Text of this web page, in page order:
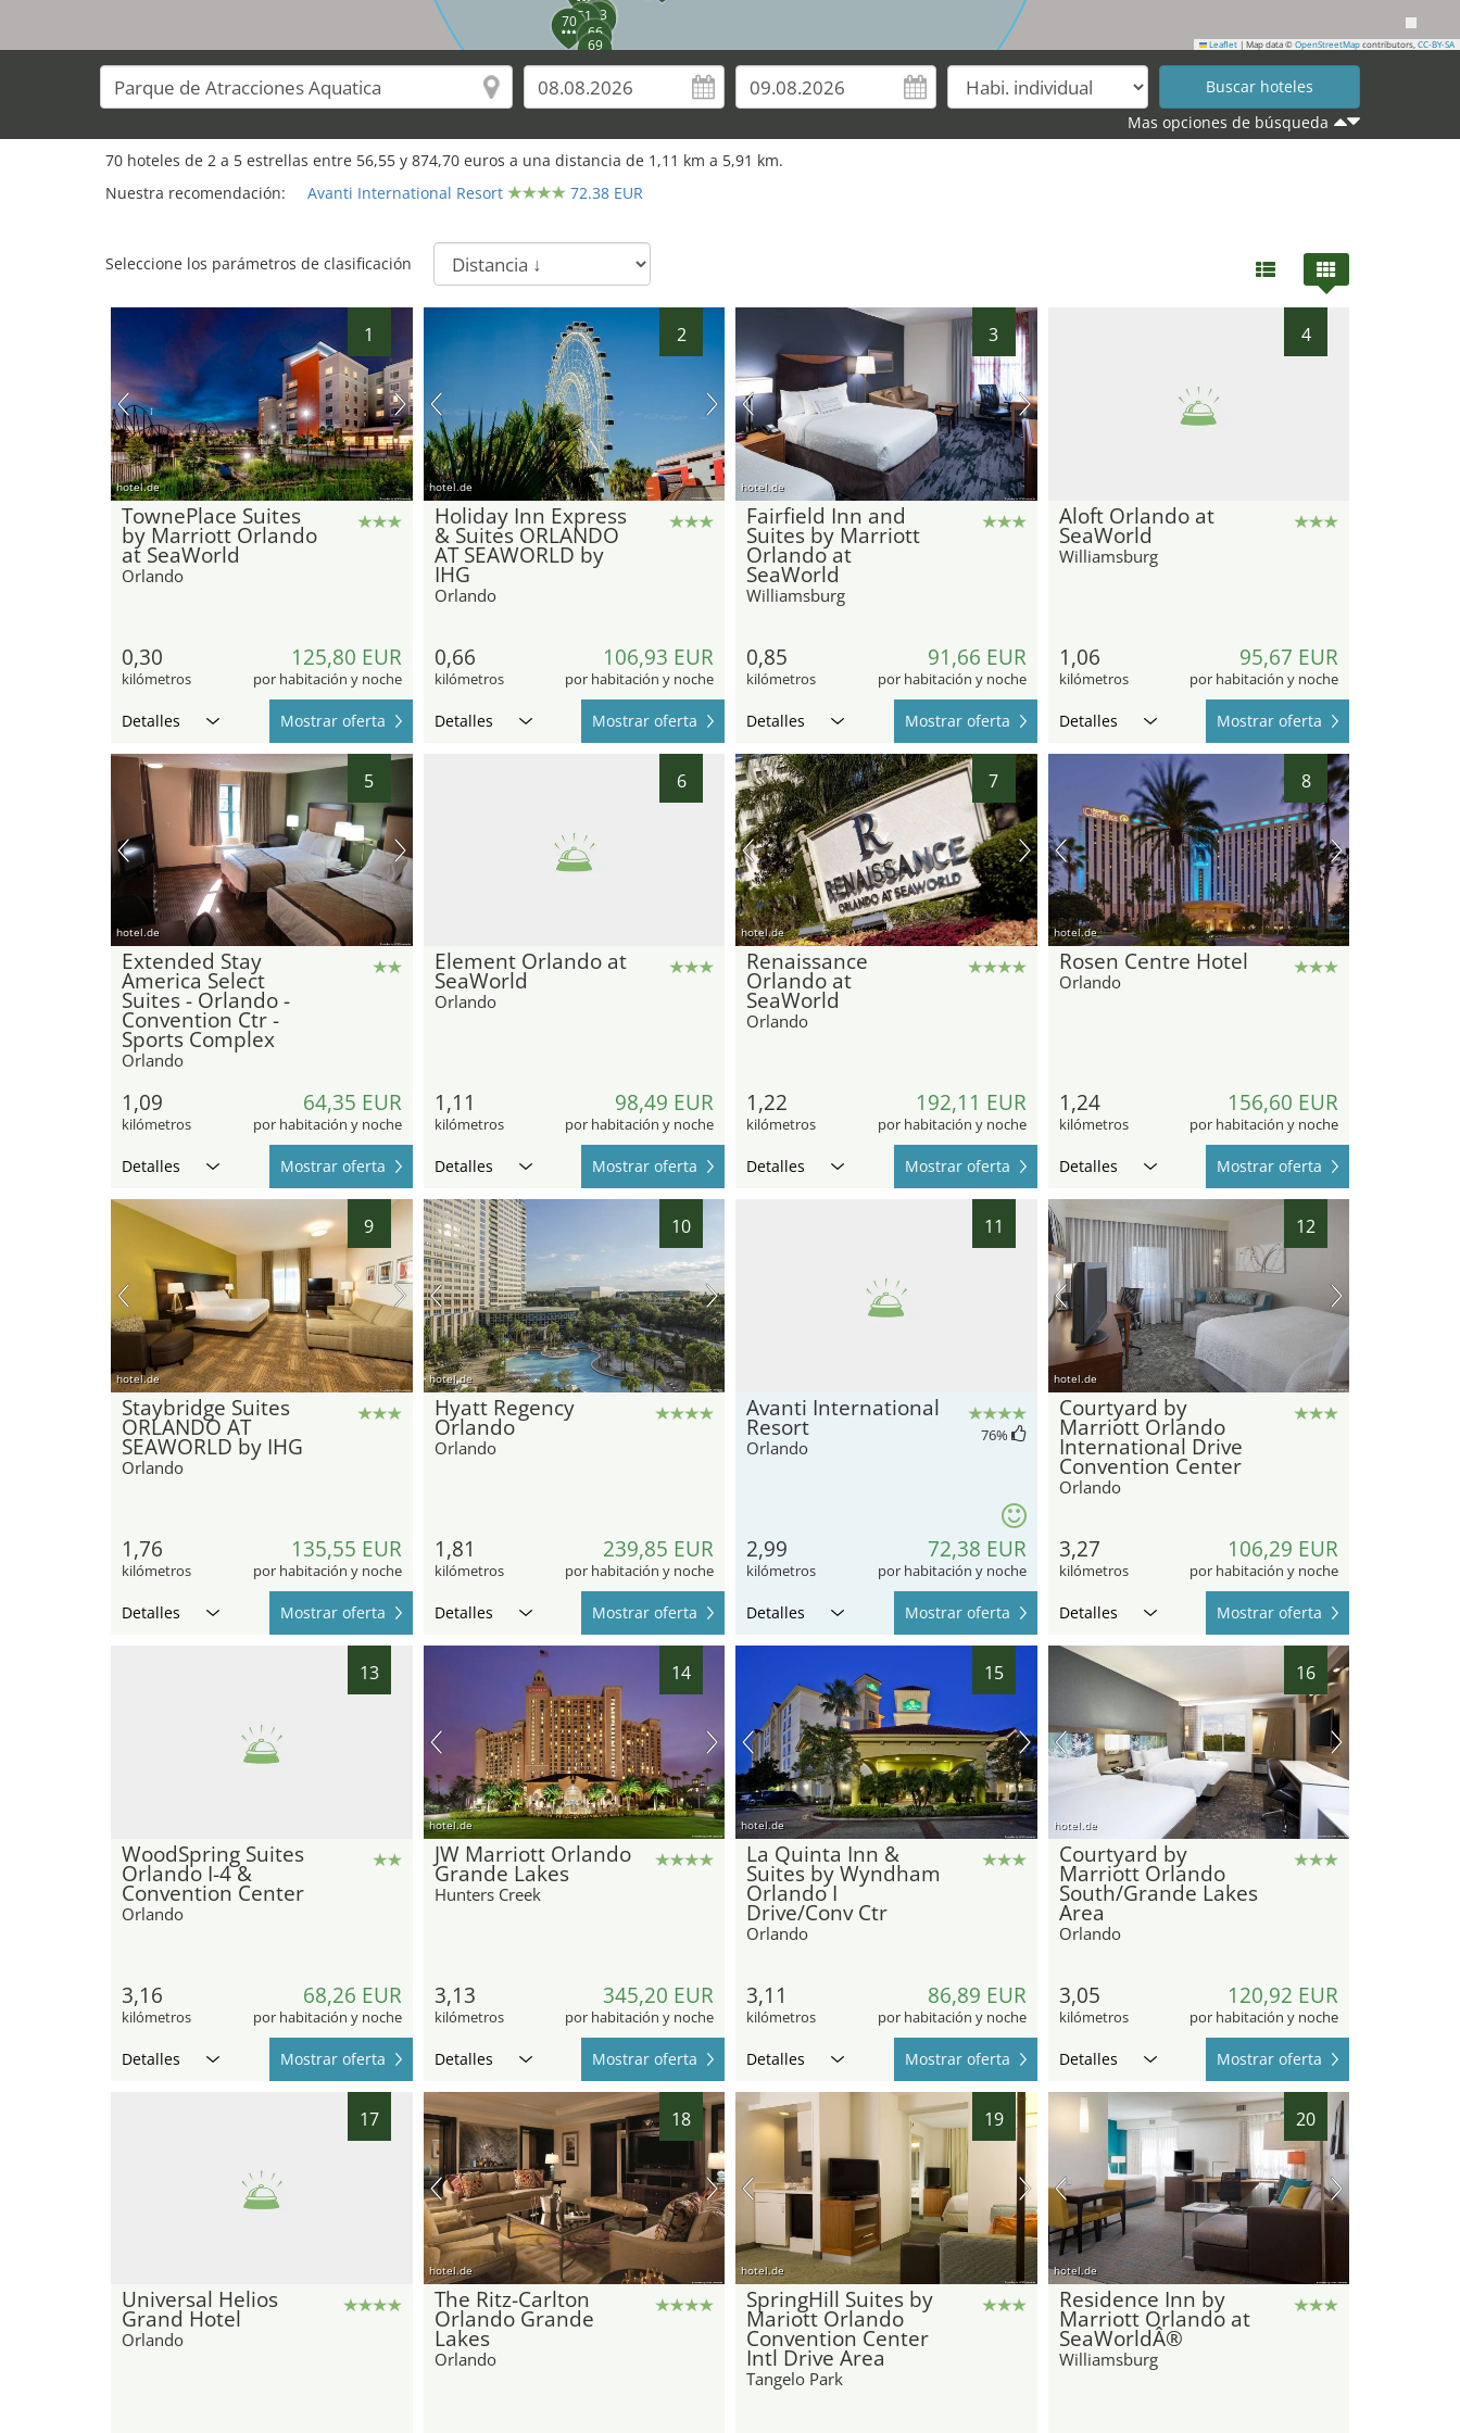
5152
53
55
56
66
69
70
Leaflet | Map data © OpenStreetMap contributors, CC-BY-SA
Mas opciones de búsqueda
70 hoteles de 2 a 5 estrellas entre 56,55 y 874,70 euros a una distancia de 1,11 km a 5,91 km.
Nuestra recomendación:
Avanti International Resort 72.38 EUR
Seleccione los parámetros de clasificación
1
hotel.de
TownePlace Suites
by Marriott Orlando
at SeaWorld
Orlando
0,30
kilómetros
125,80 EUR
por habitación y noche
Detalles Mostrar oferta
2
hotel.de
Holiday Inn Express
& Suites ORLANDO
AT SEAWORLD by
IHG
Orlando
0,66
kilómetros
106,93 EUR
por habitación y noche
Detalles Mostrar oferta
3
hotel.de
Fairfield Inn and
Suites by Marriott
Orlando at
SeaWorld
Williamsburg
0,85
kilómetros
91,66 EUR
por habitación y noche
Detalles Mostrar oferta
4
Aloft Orlando at
SeaWorld
Williamsburg
1,06
kilómetros
95,67 EUR
por habitación y noche
Detalles Mostrar oferta
5
hotel.de
Extended Stay
America Select
Suites - Orlando -
Convention Ctr -
Sports Complex
Orlando
1,09
kilómetros
64,35 EUR
por habitación y noche
Detalles Mostrar oferta
6
Element Orlando at
SeaWorld
Orlando
1,11
kilómetros
98,49 EUR
por habitación y noche
Detalles Mostrar oferta
7
hotel.de
Renaissance
Orlando at
SeaWorld
Orlando
1,22
kilómetros
192,11 EUR
por habitación y noche
Detalles Mostrar oferta
8
hotel.de
Rosen Centre Hotel
Orlando
1,24
kilómetros
156,60 EUR
por habitación y noche
Detalles Mostrar oferta
9
hotel.de
Staybridge Suites
ORLANDO AT
SEAWORLD by IHG
Orlando
1,76
kilómetros
135,55 EUR
por habitación y noche
Detalles Mostrar oferta
10
hotel.de
Hyatt Regency
Orlando
Orlando
1,81
kilómetros
239,85 EUR
por habitación y noche
Detalles Mostrar oferta
11
Avanti International
Resort
Orlando
76%
2,99
kilómetros
72,38 EUR
por habitación y noche
Detalles Mostrar oferta
12
hotel.de
Courtyard by
Marriott Orlando
International Drive
Convention Center
Orlando
3,27
kilómetros
106,29 EUR
por habitación y noche
Detalles Mostrar oferta
13
WoodSpring Suites
Orlando I-4 &
Convention Center
Orlando
3,16
kilómetros
68,26 EUR
por habitación y noche
Detalles Mostrar oferta
14
hotel.de
JW Marriott Orlando
Grande Lakes
Hunters Creek
3,13
kilómetros
345,20 EUR
por habitación y noche
Detalles Mostrar oferta
15
hotel.de
La Quinta Inn &
Suites by Wyndham
Orlando I
Drive/Conv Ctr
Orlando
3,11
kilómetros
86,89 EUR
por habitación y noche
Detalles Mostrar oferta
16
hotel.de
Courtyard by
Marriott Orlando
South/Grande Lakes
Area
Orlando
3,05
kilómetros
120,92 EUR
por habitación y noche
Detalles Mostrar oferta
17
Universal Helios
Grand Hotel
Orlando
18
hotel.de
The Ritz-Carlton
Orlando Grande
Lakes
Orlando
19
hotel.de
SpringHill Suites by
Mariott Orlando
Convention Center
Intl Drive Area
Tangelo Park
20
hotel.de
Residence Inn by
Marriott Orlando at
SeaWorldÂ®
Williamsburg